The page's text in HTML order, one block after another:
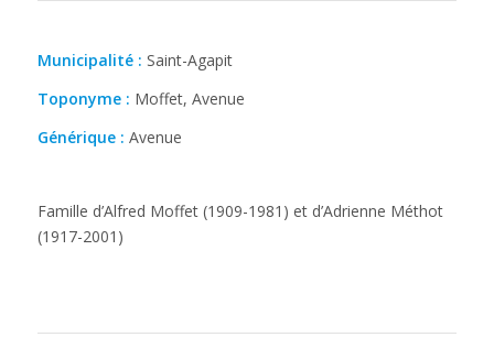
Municipalité : Saint-Agapit
Toponyme : Moffet, Avenue
Générique : Avenue
Famille d’Alfred Moffet (1909-1981) et d’Adrienne Méthot
(1917-2001)